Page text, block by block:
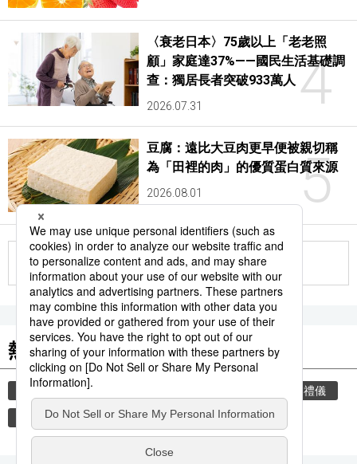
4
〈衰老日本〉75歲以上「老老照
顧」家庭達37%——國民生活基礎調
查：獨居長者突破933萬人
2026.07.31
5
豆腐：遠比大豆肉更早便被親切稱
為「田裡的肉」的優質蛋白質來源
2026.08.01
更多
熱門關鍵詞
教育 歷史 禮儀
玄關 禮貌 脫鞋 小說